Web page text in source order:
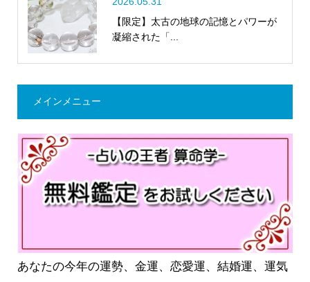
【限定】太古の地球の記憶とパワーが
凝縮された「...
メインメニュー
あなたの今年の運勢、金運、恋愛運、結婚運、運気